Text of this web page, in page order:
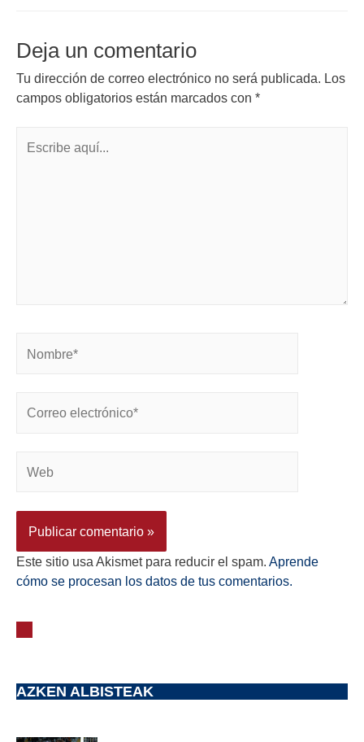
Deja un comentario
Tu dirección de correo electrónico no será publicada. Los
campos obligatorios están marcados con *
Este sitio usa Akismet para reducir el spam. Aprende
cómo se procesan los datos de tus comentarios.
AZKEN ALBISTEAK